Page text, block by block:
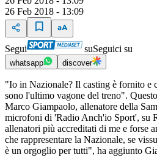
26 Feb 2018 - 13:09
Segui suSeguici su
whatsapp discover
"Io in Nazionale? Il casting è fornito e
sono l'ultimo vagone del treno".
Marco Giampaolo, allenatore della
microfoni di 'Radio Anch'io Sport', su
allenatori più accreditati di me e forse
che rappresentare la Nazionale, se
è un orgoglio per tutti", ha aggiunto